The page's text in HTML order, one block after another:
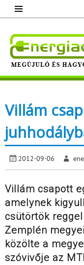
content
Megújuló és
Villám
2012-09-06
Villám csapott
amelynek
csütörtök
Zemplén
közölte a
szóvivője az